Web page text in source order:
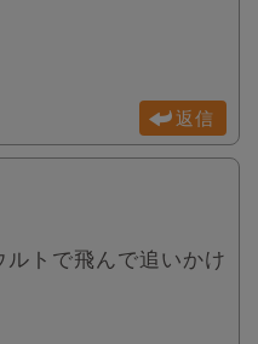
返信
トで飛んで追いかけ